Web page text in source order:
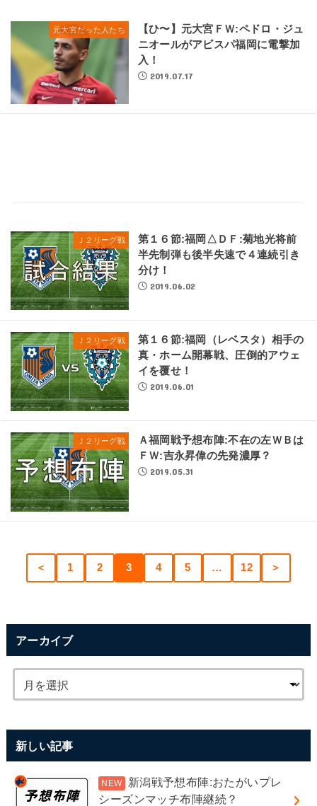
元大宮だった人たち
【ひ〜】元大宮ＦＷ:ペドロ・ジュ
ニオールがアビスパ福岡に電撃加
入！
2019.07.17
Ｊ２リーグ戦
第１６節:福岡△ＤＦ:菊地光将前
半先制弾も後半失速で４連続引き
分け！
2019.06.02
Ｊ２リーグ戦
第１６節:福岡（レベスタ）相手の
真・ホーム開幕戦、圧倒的アウェ
イを覆せ！
2019.06.01
Ｊ２リーグ戦
Ａ福岡戦予想布陣:不在の左ＷＢは
ＦＷ:吉永昇偉の先発濃厚？
2019.05.31
＜ 1 2 3 4 5 … 12 ＞
アーカイブ
新しい記事
新潟戦予想布陣:おたがいプレ
シーズンマッチ布陣継続？